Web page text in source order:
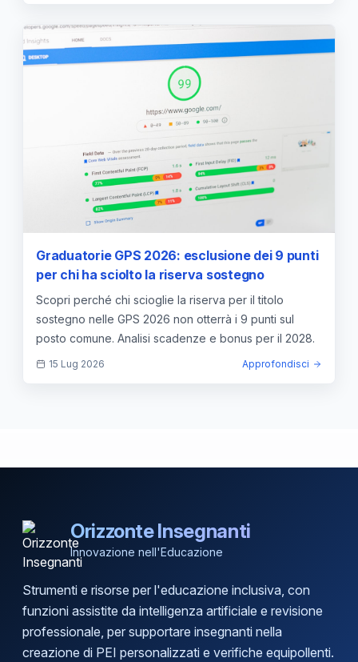
Graduatorie GPS 2026: esclusione dei 9 punti
per chi ha sciolto la riserva sostegno
Scopri perché chi scioglie la riserva per il titolo
sostegno nelle GPS 2026 non otterrà i 9 punti sul
posto comune. Analisi scadenze e bonus per il 2028.
15 Lug 2026 Approfondisci
Orizzonte Insegnanti
Innovazione nell'Educazione
Strumenti e risorse per l'educazione inclusiva, con
funzioni assistite da intelligenza artificiale e revisione
professionale, per supportare insegnanti nella
creazione di PEI personalizzati e verifiche equipollenti.